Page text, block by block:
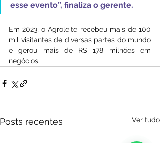
esse evento”, finaliza o gerente.
Em 2023, o Agroleite recebeu mais de 100
mil visitantes de diversas partes do mundo
e gerou mais de R$ 178 milhões em
negócios.
Posts recentes Ver tudo